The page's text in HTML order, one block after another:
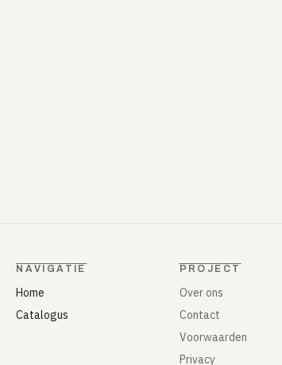
NAVIGATIE
Home
Catalogus
PROJECT
Over ons
Contact
Voorwaarden
Privacy